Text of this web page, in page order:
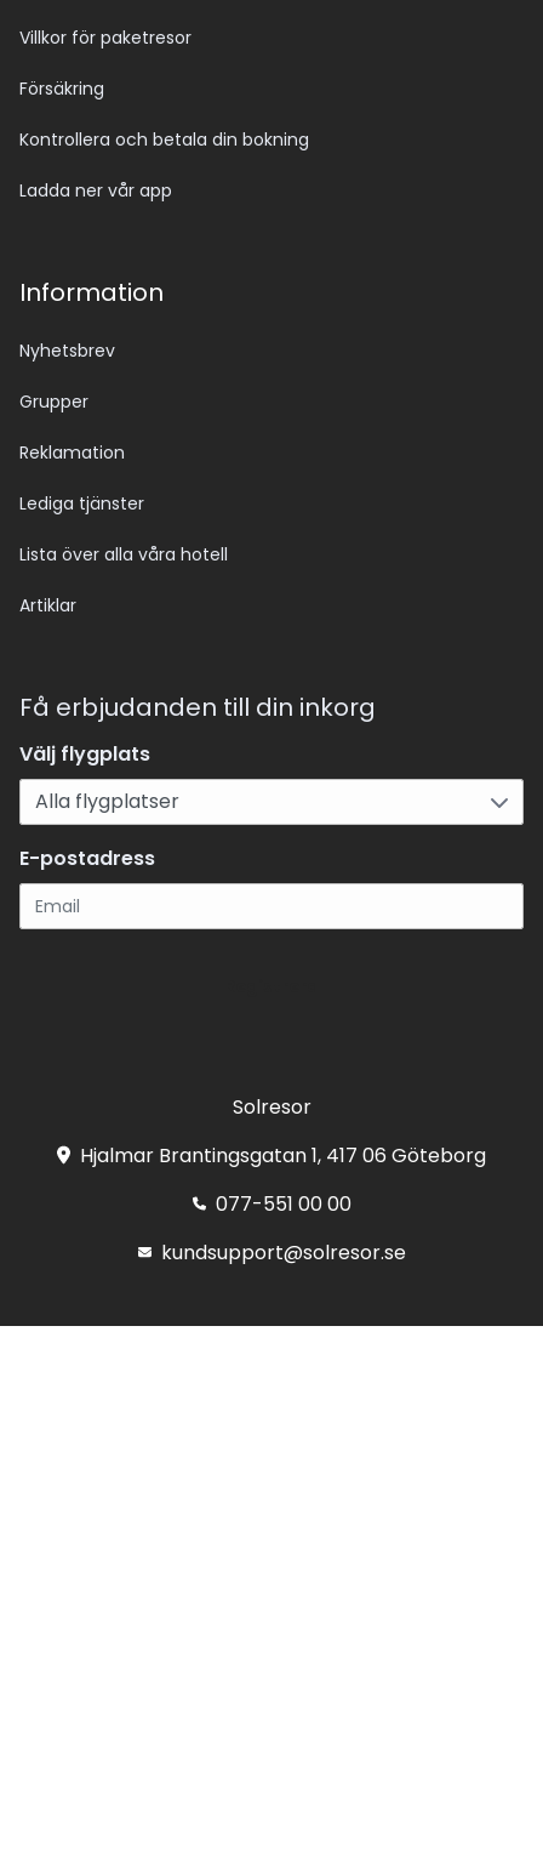
Villkor för paketresor
Försäkring
Kontrollera och betala din bokning
Ladda ner vår app
Information
Nyhetsbrev
Grupper
Reklamation
Lediga tjänster
Lista över alla våra hotell
Artiklar
Få erbjudanden till din inkorg
Välj flygplats
E-postadress
Solresor
Hjalmar Brantingsgatan 1, 417 06 Göteborg
077-551 00 00
kundsupport@solresor.se